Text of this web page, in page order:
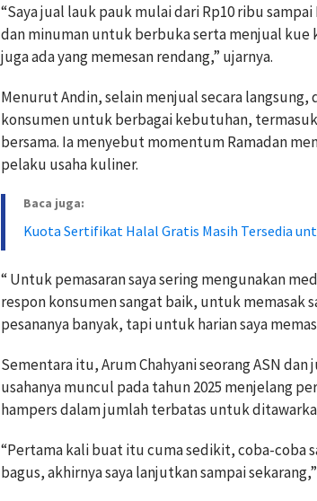
“Saya jual lauk pauk mulai dari Rp10 ribu
dan minuman untuk berbuka serta menjual kue
juga ada yang memesan rendang,” ujarnya.
Menurut Andin, selain menjual secara langsung,
konsumen untuk berbagai kebutuhan,
bersama. Ia menyebut momentum Ramadan
pelaku usaha kuliner.
Baca juga:
Kuota Sertifikat Halal Gratis Masih Tersedia
“ Untuk pemasaran saya sering mengunakan
respon konsumen sangat baik, untuk memasak
pesananya banyak, tapi untuk harian saya
Sementara itu, Arum Chahyani seorang ASN
usahanya muncul pada tahun 2025 menjelang
hampers dalam jumlah terbatas untuk
“Pertama kali buat itu cuma sedikit, coba-coba
bagus, akhirnya saya lanjutkan sampai